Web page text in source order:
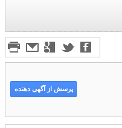
پرسش از آگهی دهنده